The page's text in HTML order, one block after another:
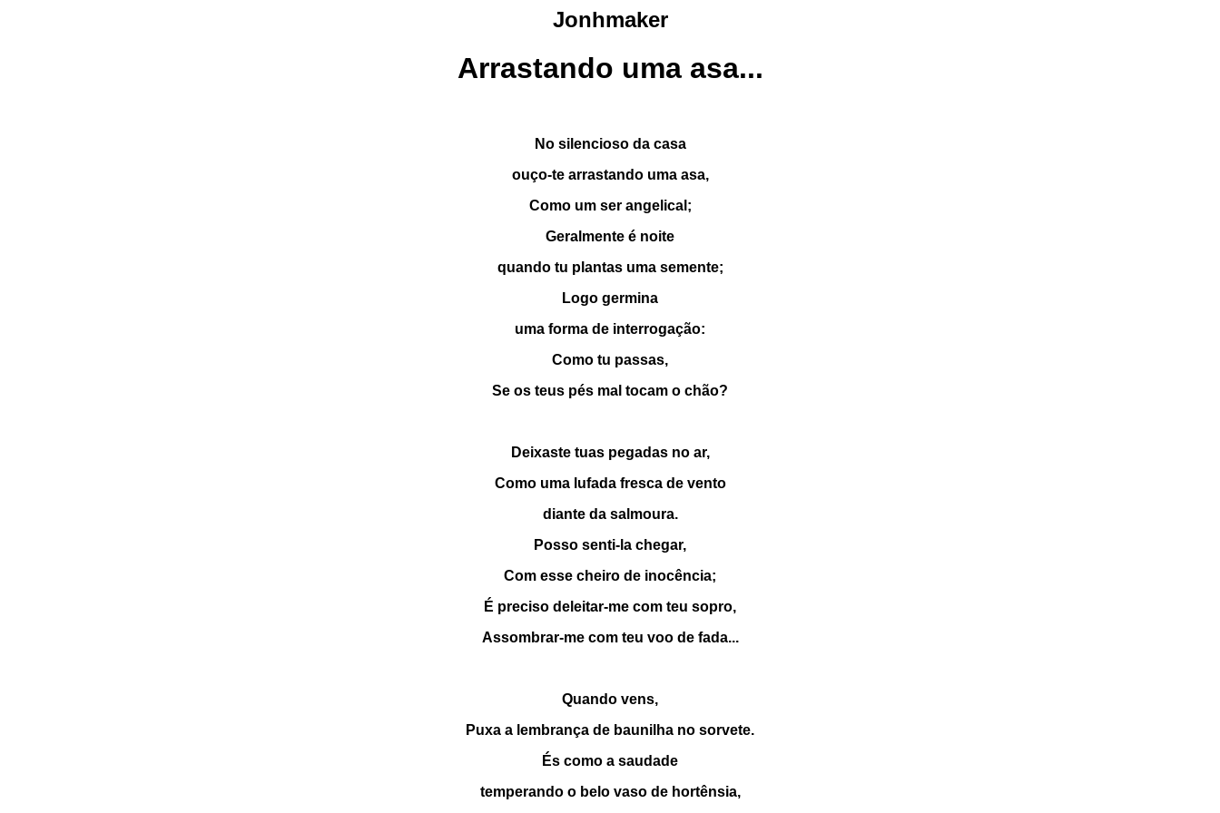
Jonhmaker
Arrastando uma asa...
No silencioso da casa
ouço-te arrastando uma asa,
Como um ser angelical;
Geralmente é noite
quando tu plantas uma semente;
Logo germina
uma forma de interrogação:
Como tu passas,
Se os teus pés mal tocam o chão?
Deixaste tuas pegadas no ar,
Como uma lufada fresca de vento
diante da salmoura.
Posso senti-la chegar,
Com esse cheiro de inocência;
É preciso deleitar-me com teu sopro,
Assombrar-me com teu voo de fada...
Quando vens,
Puxa a lembrança de baunilha no sorvete.
És como a saudade
temperando o belo vaso de hortênsia,